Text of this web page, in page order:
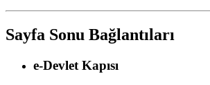
Sayfa Sonu Bağlantıları
e-Devlet Kapısı